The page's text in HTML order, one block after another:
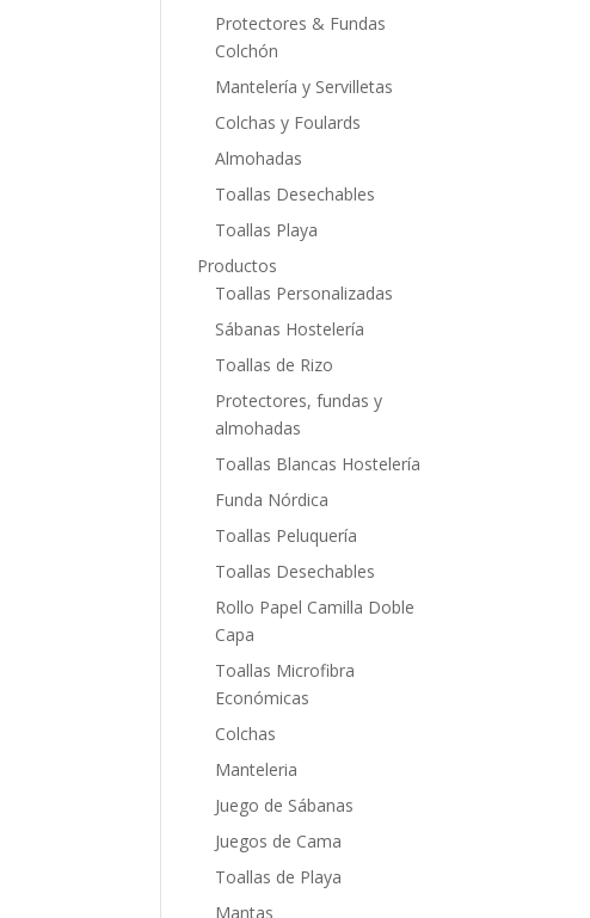
Protectores & Fundas
Colchón
Mantelería y Servilletas
Colchas y Foulards
Almohadas
Toallas Desechables
Toallas Playa
Productos
Toallas Personalizadas
Sábanas Hostelería
Toallas de Rizo
Protectores, fundas y
almohadas
Toallas Blancas Hostelería
Funda Nórdica
Toallas Peluquería
Toallas Desechables
Rollo Papel Camilla Doble
Capa
Toallas Microfibra
Económicas
Colchas
Manteleria
Juego de Sábanas
Juegos de Cama
Toallas de Playa
Mantas